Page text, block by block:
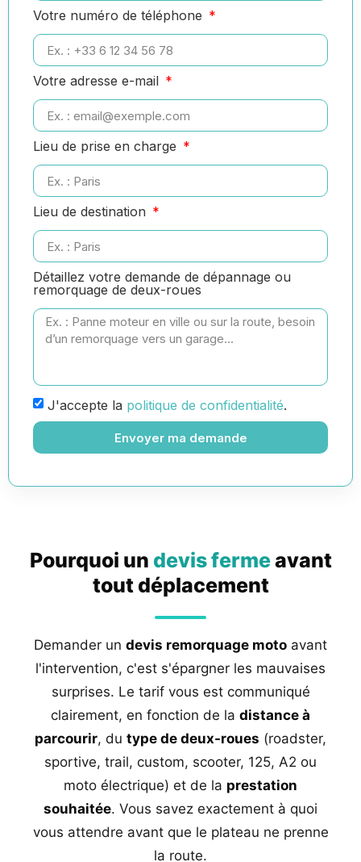
Votre numéro de téléphone
Votre adresse e-mail
Lieu de prise en charge
Lieu de destination
Détaillez votre demande de dépannage ou
remorquage de deux-roues
J'accepte la politique de confidentialité.
Envoyer ma demande
Pourquoi un devis fermeavant
tout déplacement
Demander un devis remorquage moto avant
l'intervention, c'est s'épargner les mauvaises
surprises. Le tarif vous est communiqué
clairement, en fonction de la distance à
parcourir, du type de deux-roues (roadster,
sportive, trail, custom, scooter, 125, A2 ou
moto électrique) et de la prestation
souhaitée. Vous savez exactement à quoi
vous attendre avant que le plateau ne prenne
la route.